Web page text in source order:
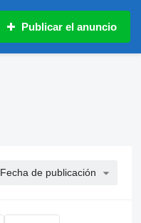
Publicar el anuncio
Fecha de publicación